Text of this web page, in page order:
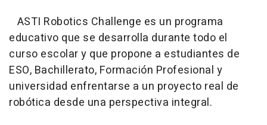
ASTI Robotics Challenge es un programa
educativo que se desarrolla durante todo el
curso escolar y que propone a estudiantes de
ESO, Bachillerato, Formación Profesional y
universidad enfrentarse a un proyecto real de
robótica desde una perspectiva integral.